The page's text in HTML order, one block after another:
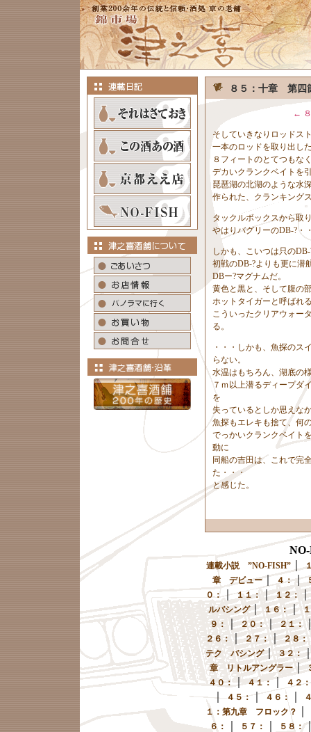
８５：十章 第四
←
そしていきなりロッドス
一本のロッドを取り出し
８フィートのとてつもな
デカいクランクベイトを
琵琶湖の北湖のような水
作られた、クランキング
タックルボックスから取
やはりバグリーのDB-?・
しかも、こいつは只の
初戦のDB-?よりも更に潜
DBー?マグナムだ。
黄色と黒と、そして腹の
ホットタイガーと呼ばれ
こういったクリアウォー
る。
・・・しかも、魚探のス
らない。
水温はもちろん、湖底の
７ｍ以上潜るディープダ
を
失っているとしか思えな
魚探もエレキも捨て、何
でっかいクランクベイト
動に
同船の吉田は、これで完
た・・・
と感じた。
連載小説 ”NO-FISH” ｜
章 デビュー｜４：｜
０：｜１１：｜１２：
ルバシング｜ １６：｜
９： ｜２０：｜２１：
２６： ｜２７：｜２８：
テク バシング｜３２：
章 リトルアングラー｜
４０：｜４１：｜ ４２：
｜４５：｜４６：
１：第九章 フロック？
６： ５７： ５８：